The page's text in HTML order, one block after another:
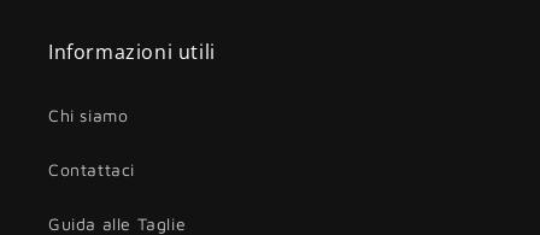
Informazioni utili
Chi siamo
Contattaci
Guida alle Taglie